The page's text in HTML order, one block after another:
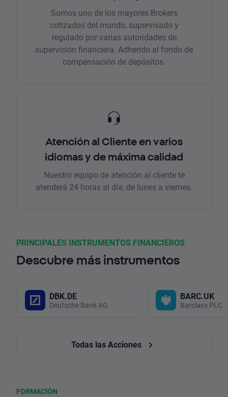
Somos uno de los mayores Brokers
cotizados del mundo, supervisado y
regulado por varias autoridades de
supervisión financiera. Adherido al fondo de
compensación de depósitos.
Atención al Cliente en varios
idiomas y de máxima calidad
Nuestro equipo de atención al cliente te
atenderá 24 horas al día, de lunes a viernes.
PRINCIPALES INSTRUMENTOS FINANCIEROS
Descubre más instrumentos
DBK.DE
Deutsche Bank AG
BARC.UK
Barclays PLC
Todas las Acciones
FORMACIÓN